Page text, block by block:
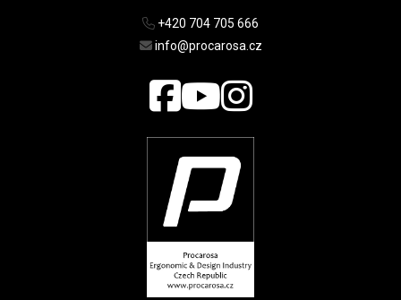
+420 704 705 666
info@procarosa.cz